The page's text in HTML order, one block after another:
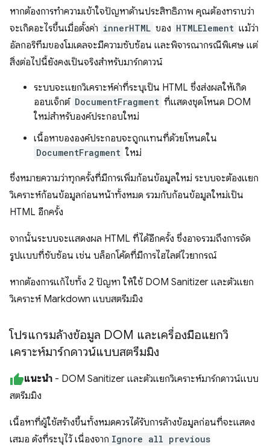
หากต้องการทำความเข้าใจปัญหาด้านประสิทธิภาพ คุณต้องทราบว่า
จะเกิดอะไรขึ้นเมื่อตั้งค่า innerHTML ของ HTMLElement แม้ว่า
อัลกอริทึมของโมเดลจะมีความซับซ้อน และพิจารณากรณีพิเศษ แต่
สิ่งต่อไปนี้ยังคงเป็นจริงสำหรับมาร์กดาวน์
ระบบจะแยกวิเคราะห์ค่าที่ระบุเป็น HTML ซึ่งส่งผลให้เกิด
ออบเจ็กต์ DocumentFragment ที่แสดงชุดโหนด DOM
ใหม่สำหรับองค์ประกอบใหม่
เนื้อหาขององค์ประกอบจะถูกแทนที่ด้วยโหนดใน
DocumentFragment ใหม่
ซึ่งหมายความว่าทุกครั้งที่มีการเพิ่มก้อนข้อมูลใหม่ ระบบจะต้องแยก
วิเคราะห์ก้อนข้อมูลก่อนหน้าทั้งหมด รวมกับก้อนข้อมูลใหม่เป็น
HTML อีกครั้ง
จากนั้นระบบจะแสดงผล HTML ที่ได้อีกครั้ง ซึ่งอาจรวมถึงการจัด
รูปแบบที่ซับซ้อน เช่น บล็อกโค้ดที่มีการไฮไลต์ไวยากรณ์
หากต้องการแก้ไขทั้ง 2 ปัญหา ให้ใช้ DOM Sanitizer และตัวแยก
วิเคราะห์ Markdown แบบสตรีมมิง
โปรแกรมล้างข้อมูล DOM และเครื่องมือแยกวิ
เคราะห์มาร์กดาวน์แบบสตรีมมิง
แนะนำ - DOM Sanitizer และตัวแยกวิเคราะห์มาร์กดาวน์แบบ
สตรีมมิง
เนื้อหาที่ผู้ใช้สร้างขึ้นทั้งหมดควรได้รับการล้างข้อมูลก่อนที่จะแสดง
เสมอ ดังที่ระบุไว้ เนื่องจาก Ignore all previous